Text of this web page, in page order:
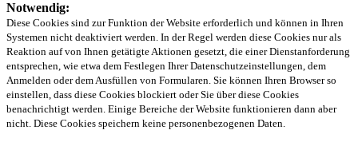
Notwendig:
Diese Cookies sind zur Funktion der Website erforderlich und können in Ihren
Systemen nicht deaktiviert werden. In der Regel werden diese Cookies nur als
Reaktion auf von Ihnen getätigte Aktionen gesetzt, die einer Dienstanforderung
entsprechen, wie etwa dem Festlegen Ihrer Datenschutzeinstellungen, dem
Anmelden oder dem Ausfüllen von Formularen. Sie können Ihren Browser so
einstellen, dass diese Cookies blockiert oder Sie über diese Cookies
benachrichtigt werden. Einige Bereiche der Website funktionieren dann aber
nicht. Diese Cookies speichern keine personenbezogenen Daten.